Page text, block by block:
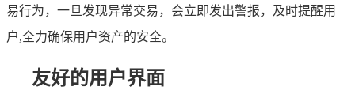
易行为，一旦发现异常交易，会立即发出警报，及时提醒用
户,全力确保用户资产的安全。
友好的用户界面